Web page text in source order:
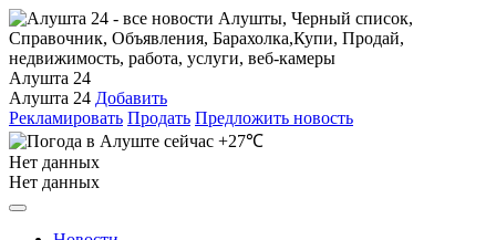
Алушта 24
Алушта 24 Добавить
Рекламировать Продать Предложить новость
+27℃
Нет данных
Нет данных